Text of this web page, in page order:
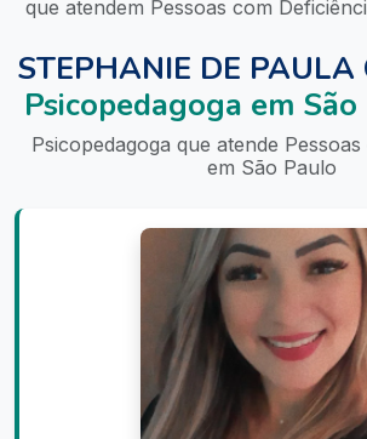
que atendem Pessoas com
STEPHANIE DE PAULA
Psicopedagoga em
Psicopedagoga que atende
em São Paulo